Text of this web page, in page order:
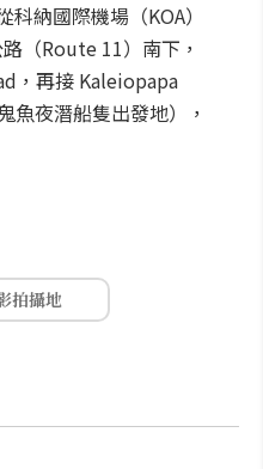
納國際機場（KOA）
（Route 11）南下，
，再接 Kaleiopapa
夜潛船隻出發地），
拍攝地